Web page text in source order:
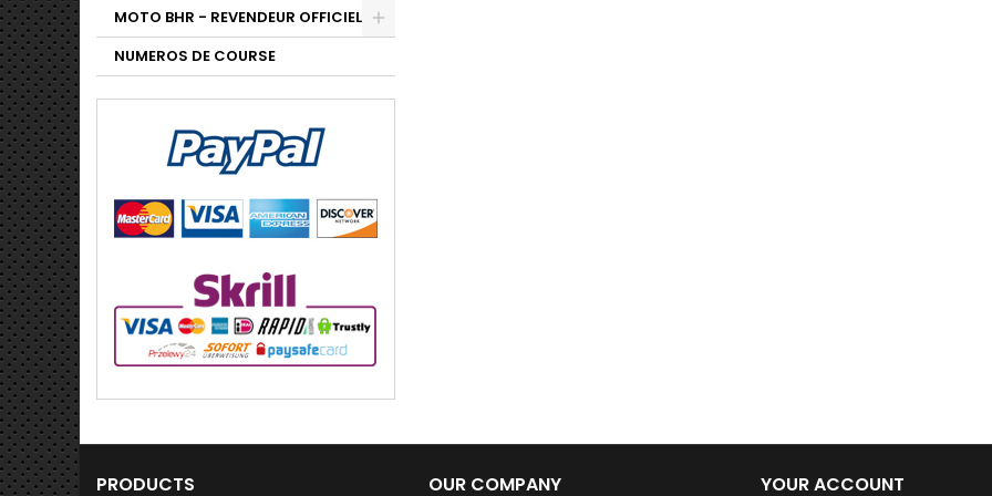
MOTO BHR - REVENDEUR OFFICIEL
NUMEROS DE COURSE
PRODUCTS OUR COMPANY YOUR ACCOUNT